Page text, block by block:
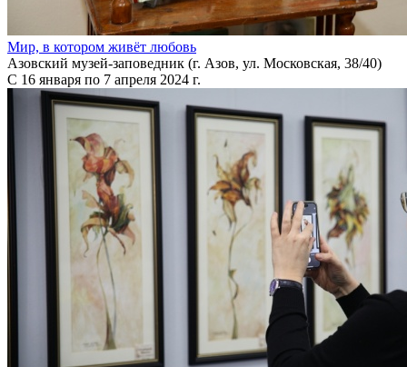
Мир, в котором живёт любовь
Азовский музей-заповедник (г. Азов, ул. Московская, 38/40)
С 16 января по 7 апреля 2024 г.